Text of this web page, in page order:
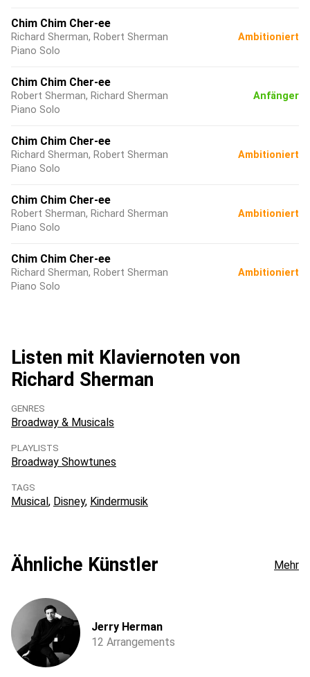
Chim Chim Cher-ee
Richard Sherman, Robert Sherman
Piano Solo
Ambitioniert
Chim Chim Cher-ee
Robert Sherman, Richard Sherman
Piano Solo
Anfänger
Chim Chim Cher-ee
Richard Sherman, Robert Sherman
Piano Solo
Ambitioniert
Chim Chim Cher-ee
Robert Sherman, Richard Sherman
Piano Solo
Ambitioniert
Chim Chim Cher-ee
Richard Sherman, Robert Sherman
Piano Solo
Ambitioniert
Listen mit Klaviernoten von
Richard Sherman
GENRES
Broadway & Musicals
PLAYLISTS
Broadway Showtunes
TAGS
Musical Disney Kindermusik
Ähnliche Künstler Mehr
Jerry Herman
12 Arrangements